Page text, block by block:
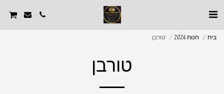
בית חנות 2026 טורבן
טורבן